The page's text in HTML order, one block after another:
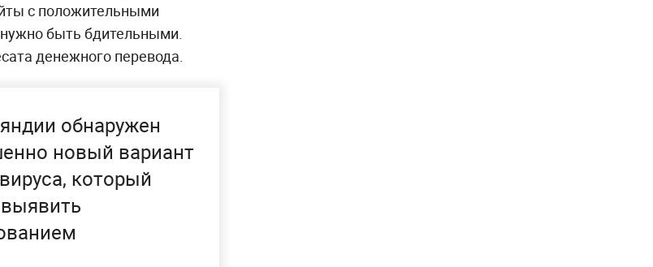
с положительными
быть бдительными.
денежного перевода.
обнаружен
новый вариант
который